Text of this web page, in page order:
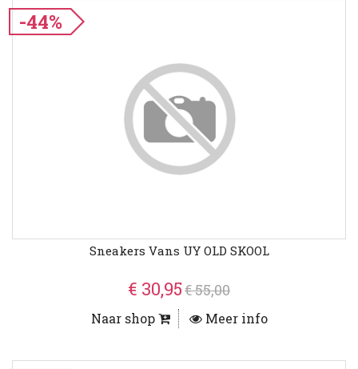
-44%
Sneakers Vans UY OLD SKOOL
€ 30,95€ 55,00
Naar shop Meer info